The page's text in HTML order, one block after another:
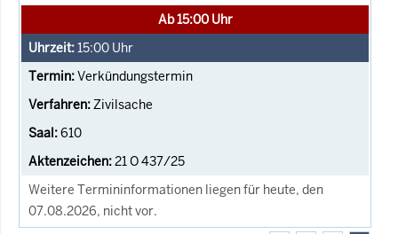
Ab 15:00 Uhr
15:00 Uhr
Verkündungstermin
Zivilsache
610
21 O 437/25
Weitere Termininformationen liegen für heute, den
07.08.2026, nicht vor.